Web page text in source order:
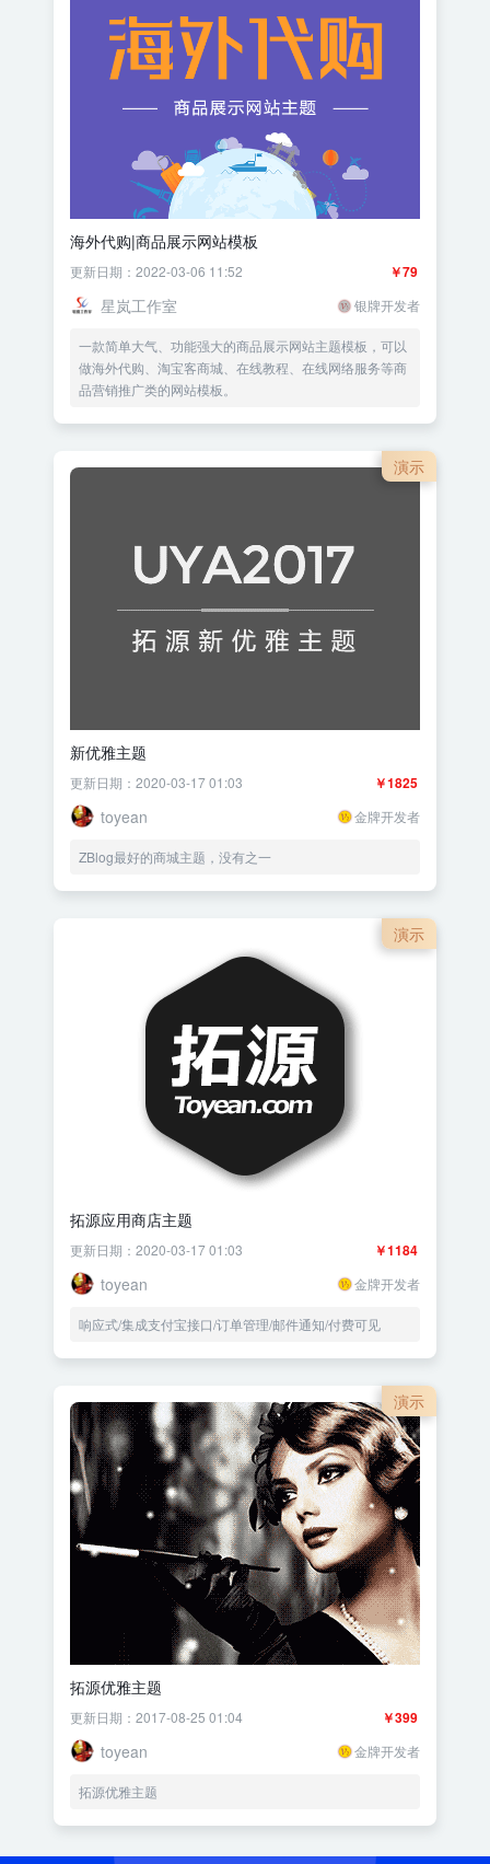
海外代购|商品展示网站模板
￥79
更新日期：2022-03-06 11:52
星岚工作室 银牌开发者
一款简单大气、功能强大的商品展示网站主题模板，可以
做海外代购、淘宝客商城、在线教程、在线网络服务等商
品营销推广类的网站模板。
演示
新优雅主题
￥1825
更新日期：2020-03-17 01:03
toyean 金牌开发者
ZBlog最好的商城主题，没有之一
演示
拓源应用商店主题
￥1184
更新日期：2020-03-17 01:03
toyean 金牌开发者
响应式/集成支付宝接口/订单管理/邮件通知/付费可见
演示
拓源优雅主题
￥399
更新日期：2017-08-25 01:04
toyean 金牌开发者
拓源优雅主题